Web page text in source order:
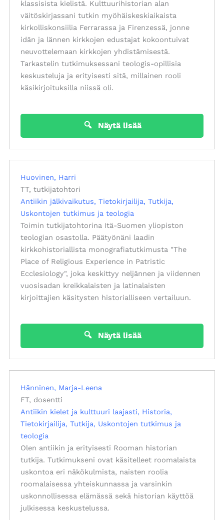
klassisista kielistä. Kulttuurihistorian alan
väitöskirjassani tutkin myöhäiskeskiaikaista
kirkolliskonsiilia Ferrarassa ja Firenzessä, jonne
idän ja lännen kirkkojen edustajat kokoontuivat
neuvottelemaan kirkkojen yhdistämisestä.
Tarkastelin tutkimuksessani teologis-opillisia
keskusteluja ja erityisesti sitä, millainen rooli
käsikirjoituksilla niissä oli.
Näytä lisää
Huovinen, Harri
TT, tutkijatohtori
Antiikin jälkivaikutus Tietokirjailija Tutkija
Uskontojen tutkimus ja teologia
Toimin tutkijatohtorina Itä-Suomen yliopiston
teologian osastolla. Päätyönäni laadin
kirkkohistoriallista monografiatutkimusta "The
Place of Religious Experience in Patristic
Ecclesiology", joka keskittyy neljännen ja viidennen
vuosisadan kreikkalaisten ja latinalaisten
kirjoittajien käsitysten historialliseen vertailuun.
Näytä lisää
Hänninen, Marja-Leena
FT, dosentti
Antiikin kielet ja kulttuuri laajasti
Historia
Tietokirjailija Tutkija Uskontojen tutkimus ja
teologia
Olen antiikin ja erityisesti Rooman historian
tutkija. Tutkimukseni ovat käsitelleet roomalaista
uskontoa eri näkökulmista, naisten roolia
roomalaisessa yhteiskunnassa ja varsinkin
uskonnollisessa elämässä sekä historian käyttöä
julkisessa keskustelussa.